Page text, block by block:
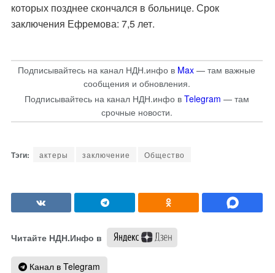
которых позднее скончался в больнице. Срок
заключения Ефремова: 7,5 лет.
Подписывайтесь на канал НДН.инфо в Max — там важные
сообщения и обновления.
Подписывайтесь на канал НДН.инфо в Telegram — там
срочные новости.
актеры заключение Общество
Читайте НДН.Инфо в
Канал в Telegram